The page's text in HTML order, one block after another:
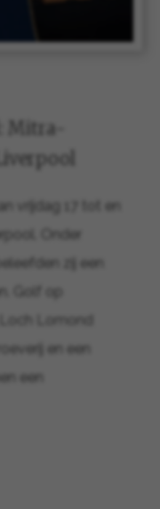
Mitra-
vrijdag 17 tot en
Onder
zij een
Golf op
Lomond
en een
een